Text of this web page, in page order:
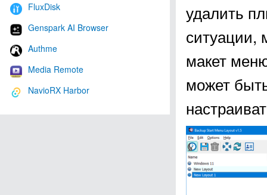
FluxDisk
Genspark AI Browser
Authme
Media Remote
NavioRX Harbor
удалить
ситуации,
макет
может